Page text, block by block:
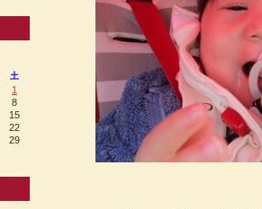
土
1
8
15
22
29